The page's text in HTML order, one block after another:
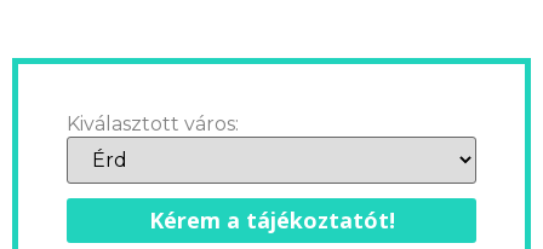
Kiválasztott város:
Kérem a tájékoztatót!